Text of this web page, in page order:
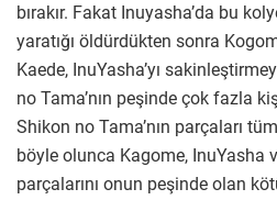
bırakır. Fakat Inuyasha’da bu
yaratığı öldürdükten sonra
Kaede, InuYasha’yı
no Tama’nın peşinde çok fazla
Shikon no Tama’nın parçaları
böyle olunca Kagome, InuYasha
parçalarını onun peşinde olan